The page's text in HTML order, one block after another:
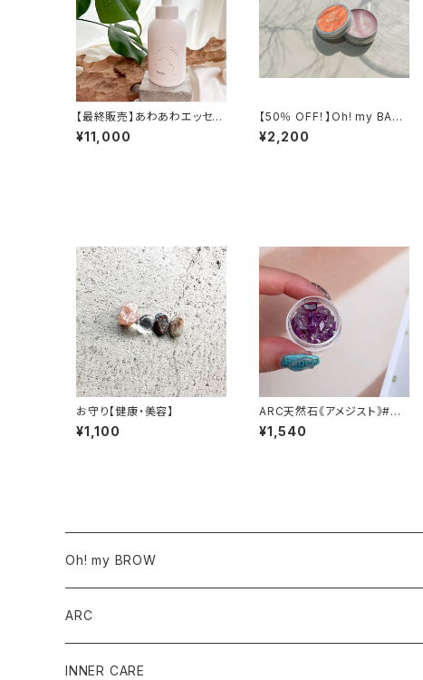
【最終販売】あわあわエッセン
ス
¥11,000
【50％ OFF！】Oh! my BAL
M / 4400 → 2200
¥2,200
お守り【健康・美容】
¥1,100
ARC天然石《アメジスト》#愛
の守護石
¥1,540
Oh! my BROW
サロン導入商品
ワックス商品
ARC
SET
INNER CARE